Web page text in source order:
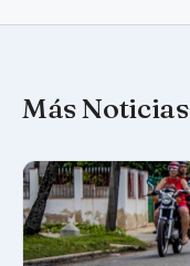
Más Noticias